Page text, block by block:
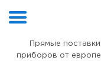
Прямые
приборов от